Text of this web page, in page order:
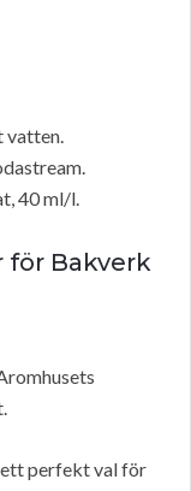
vatten.
40 ml/l.
för Bakverk
perfekt val för